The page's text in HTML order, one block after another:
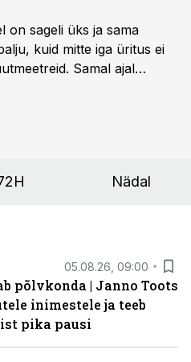
on sageli üks ja sama
kuid mitte iga üritus ei
Samal ajal
uuendusega, mis pakub
Nädal
05.08.26, 09:00
põlvkonda | Janno Toots
inimestele ja teeb
pika pausi